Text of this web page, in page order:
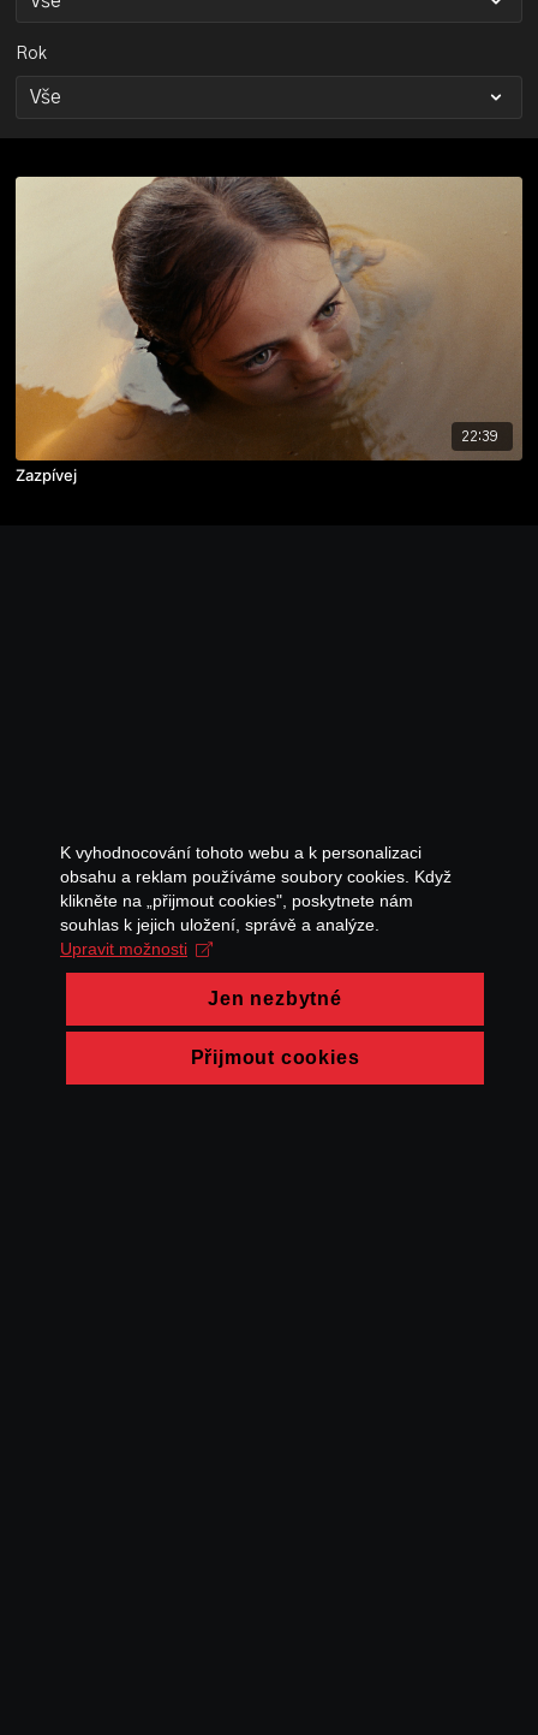
Rok
22:39
Zazpívej
K vyhodnocování tohoto webu a k personalizaci
obsahu a reklam používáme soubory cookies. Když
klikněte na „přijmout cookies", poskytnete nám
souhlas k jejich uložení, správě a analýze.
Upravit možnosti
Jen nezbytné
Přijmout cookies